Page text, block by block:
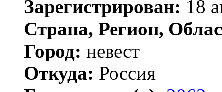
Зарегистрирован: 18
Страна, Регион,
Город: невест
Откуда: Россия